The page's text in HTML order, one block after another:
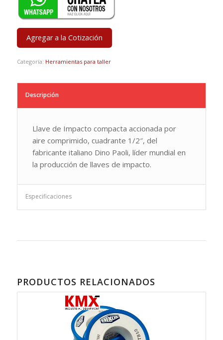
Agregar a la Cotización
Categoría: Herramientas para taller
Descripción
Llave de Impacto compacta accionada por
aire comprimido, cuadrante 1/2″, del
fabricante italiano Dino Paoli, líder mundial en
la producción de llaves de impacto.
Especificaciones
PRODUCTOS RELACIONADOS